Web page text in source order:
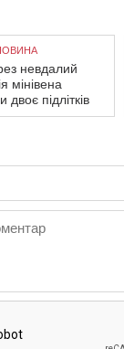
невдалий
мінівена
підлітків